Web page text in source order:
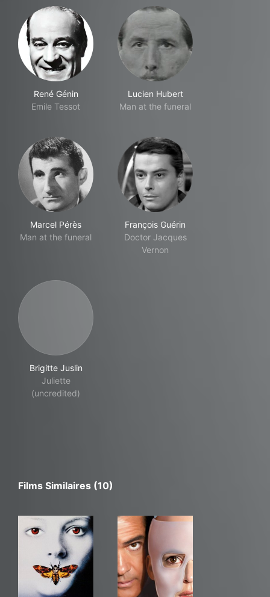
René Génin
Emile Tessot
Lucien Hubert
Man at the funeral
Marcel Pérès
Man at the funeral
François Guérin
Doctor Jacques
Vernon
Brigitte Juslin
Juliette
(uncredited)
Films Similaires (10)